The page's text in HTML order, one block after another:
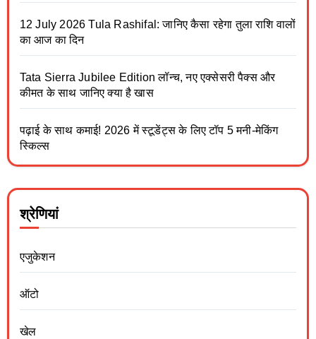
12 July 2026 Tula Rashifal: जानिए कैसा रहेगा तुला राशि वालों
का आज का दिन
Tata Sierra Jubilee Edition लॉन्च, नए एक्सेसरी पैक्स और
कीमत के साथ जानिए क्या है खास
पढ़ाई के साथ कमाई! 2026 में स्टूडेंट्स के लिए टॉप 5 मनी-मेकिंग
स्किल्स
श्रेणियां
एजुकेशन
ऑटो
खेल